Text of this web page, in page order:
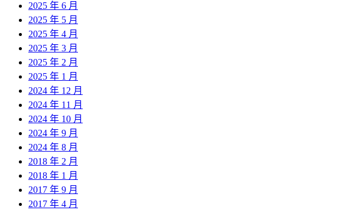
2025 年 6 月
2025 年 5 月
2025 年 4 月
2025 年 3 月
2025 年 2 月
2025 年 1 月
2024 年 12 月
2024 年 11 月
2024 年 10 月
2024 年 9 月
2024 年 8 月
2018 年 2 月
2018 年 1 月
2017 年 9 月
2017 年 4 月